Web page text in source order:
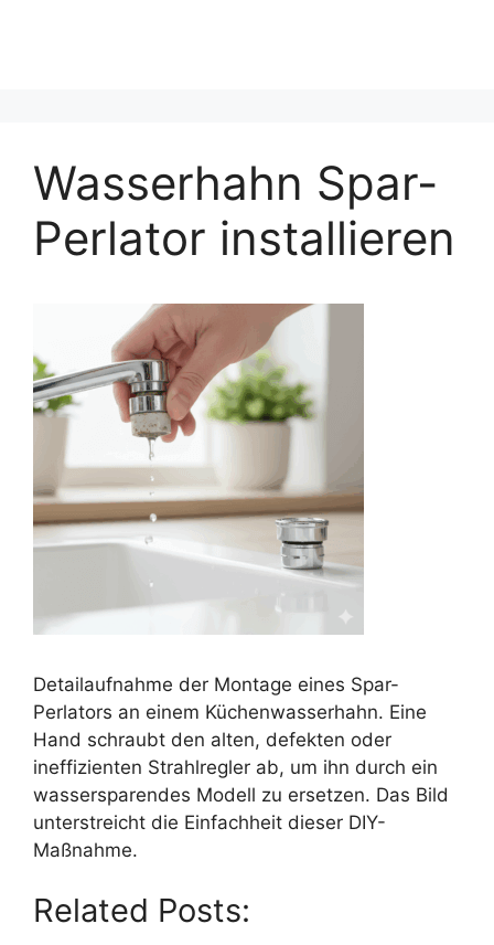
Wasserhahn Spar-
Perlator installieren
Detailaufnahme der Montage eines Spar-
Perlators an einem Küchenwasserhahn. Eine
Hand schraubt den alten, defekten oder
ineffizienten Strahlregler ab, um ihn durch ein
wassersparendes Modell zu ersetzen. Das Bild
unterstreicht die Einfachheit dieser DIY-
Maßnahme.
Related Posts: